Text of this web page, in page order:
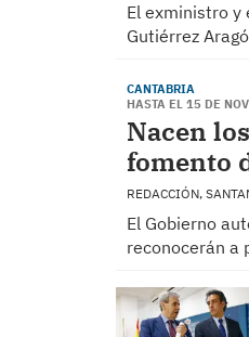
El exministro y
Gutiérrez
CANTABRIA
HASTA EL 15 DE
Nacen
fomento
REDACCIÓN,
El Gobierno
reconocerán a